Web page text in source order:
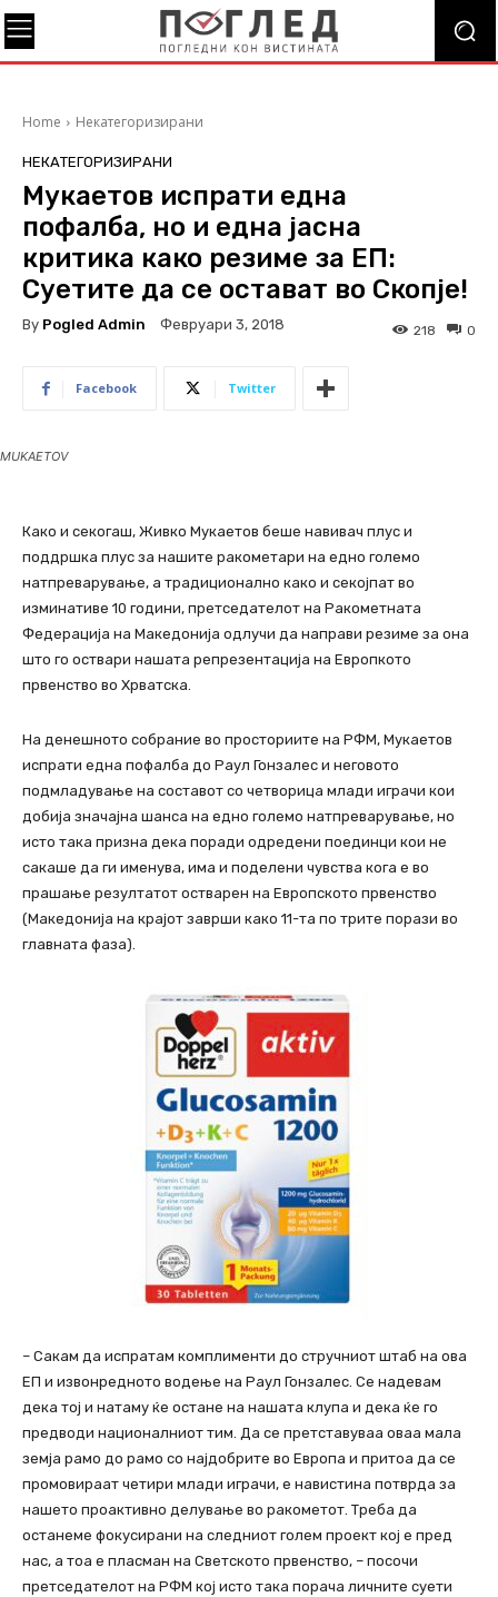
Home Некатегоризирани
НЕКАТЕГОРИЗИРАНИ
Мукаетов испрати една
пофалба, но и една јасна
критика како резиме за ЕП:
Суетите да се остават во Скопје!
By Pogled Admin Февруари 3, 2018 0
218
Facebook Twitter
MUKAETOV
Како и секогаш, Живко Мукаетов беше навивач плус и
поддршка плус за нашите ракометари на едно големо
натпреварување, а традиционално како и секојпат во
изминативе 10 години, претседателот на Ракометната
Федерација на Македонија одлучи да направи резиме за она
што го оствари нашата репрезентација на Европкото
првенство во Хрватска.
На денешното собрание во просториите на РФМ, Мукаетов
испрати една пофалба до Раул Гонзалес и неговото
подмладување на составот со четворица млади играчи кои
добија значајна шанса на едно големо натпреварување, но
исто така призна дека поради одредени поединци кои не
сакаше да ги именува, има и поделени чувства кога е во
прашање резултатот остварен на Европското првенство
(Македонија на крајот заврши како 11-та по трите порази во
главната фаза).
– Сакам да испратам комплименти до стручниот штаб на ова
ЕП и извонредното водење на Раул Гонзалес. Се надевам
дека тој и натаму ќе остане на нашата клупа и дека ќе го
предводи националниот тим. Да се претставуваа оваа мала
земја рамо до рамо со најдобрите во Европа и притоа да се
промовираат четири млади играчи, е навистина потврда за
нашето проактивно делување во ракометот. Треба да
останеме фокусирани на следниот голем проект кој е пред
нас, а тоа е пласман на Светското првенство, – посочи
претседателот на РФМ кој исто така порача личните суети